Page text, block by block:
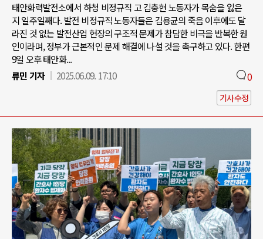
태안화력발전소에서 하청 비정규직 고 김충현 노동자가 목숨을 잃은
지 일주일째다. 발전 비정규직 노동자들은 김용균의 죽음 이후에도 달
라진 것 없는 발전산업 현장의 구조적 문제가 참담한 비극을 반복한 원
인이라며, 정부가 근본적인 문제 해결에 나설 것을 촉구하고 있다. 한편
9일 오후 태안화...
류민 기자
2025.06.09. 17:10 0
기사수정